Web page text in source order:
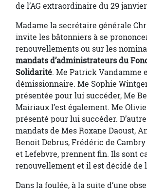
de l’AG extraordinaire du 29
Madame la secrétaire générale
invite les bâtonniers à se
renouvellements ou sur les
mandats d’administrateurs du
Solidarité. Me Patrick Vandamme
démissionnaire. Me Sophie
présentée pour lui succéder, Me
Mairiaux l’est également. Me
présenté pour lui succéder.
mandats de Mes Roxane Daoust,
Benoit Debrus, Frédéric de
et Lefebvre, prennent fin. Ils sont
renouvellement et il est décidé de
Dans la foulée, à la suite d’une